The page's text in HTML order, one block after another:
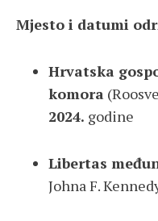
Mjesto i datumi
Hrvatska
komora
2024. godine
Libertas
Johna F.